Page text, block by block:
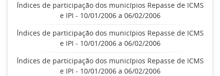
Índices de participação dos municípios Repasse de ICMS
e IPI - 10/01/2006 a 06/02/2006
Índices de participação dos municípios Repasse de ICMS
e IPI - 10/01/2006 a 06/02/2006
Índices de participação dos municípios Repasse de ICMS
e IPI - 10/01/2006 a 06/02/2006